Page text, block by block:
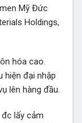
Mỹ Đức
Holdings,
hóa cao.
hiện đại nhập
lên hàng đầu.
lấy cảm